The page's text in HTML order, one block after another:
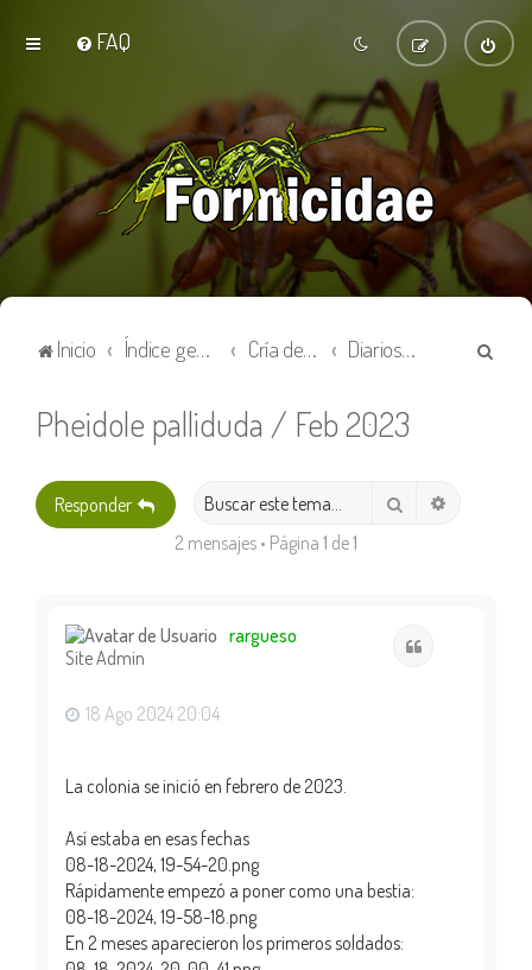
FAQ
Inicio Índice general Cría de hormigas Diarios de colonias
Pheidole palliduda / Feb 2023
Responder Buscar
2 mensajes • Página 1 de1
rargueso
Site Admin
18 Ago 2024 20:04
La colonia se inició en febrero de 2023.
Así estaba en esas fechas
08-18-2024, 19-54-20.png
Rápidamente empezó a poner como una bestia:
08-18-2024, 19-58-18.png
En 2 meses aparecieron los primeros soldados: